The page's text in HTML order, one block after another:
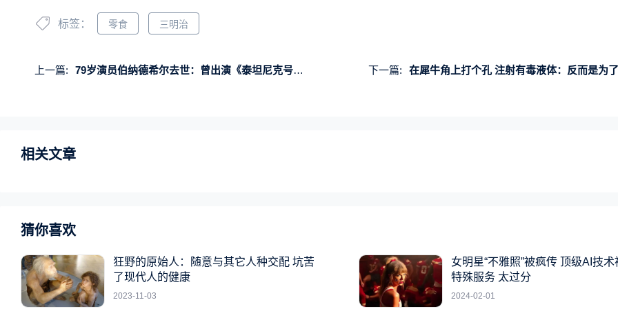
标签： 零食 三明治
上一篇: 79岁演员伯纳德希尔去世：曾出演《泰坦尼克号》《指环王》 下一篇: 在犀牛角上打个孔 注射有毒液体：反而是为了保护
相关文章
猜你喜欢
狂野的原始人：随意与其它人种交配 坑苦
了现代人的健康
2023-11-03
女明星“不雅照”被疯传 顶级AI技
特殊服务 太过分
2024-02-01